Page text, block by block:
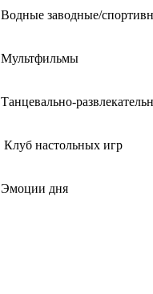
Водные заводные/
Мультфильмы
Танцевально-
Клуб настольных игр
Эмоции дня